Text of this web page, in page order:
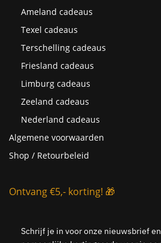
Ameland cadeaus
Texel cadeaus
Terschelling cadeaus
Friesland cadeaus
Limburg cadeaus
Zeeland cadeaus
Nederland cadeaus
Algemene voorwaarden
Shop / Retourbeleid
Ontvang €5,- korting! 🎁
Schrijf je in voor onze nieuwsbrief